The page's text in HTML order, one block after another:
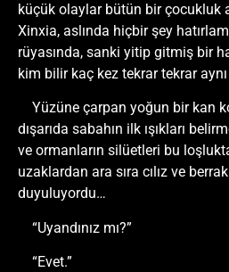
küçük olaylar bütün bir çocukluk
Xinxia, aslında hiçbir şey
rüyasında, sanki yitip gitmiş bir
kim bilir kaç kez tekrar tekrar
Yüzüne çarpan yoğun bir kan
dışarıda sabahın ilk ışıkları
ve ormanların silüetleri bu
uzaklardan ara sıra cılız ve berrak
duyuluyordu…
“Uyandınız mı?”
“Evet.”